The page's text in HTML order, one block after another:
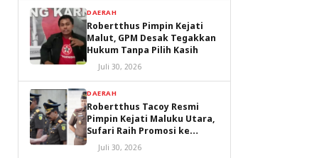
DAERAH
Robertthus Pimpin Kejati
Malut, GPM Desak Tegakkan
Hukum Tanpa Pilih Kasih
Juli 30, 2026
DAERAH
Robertthus Tacoy Resmi
Pimpin Kejati Maluku Utara,
Sufari Raih Promosi ke
Kejaksaan Agung
Juli 30, 2026